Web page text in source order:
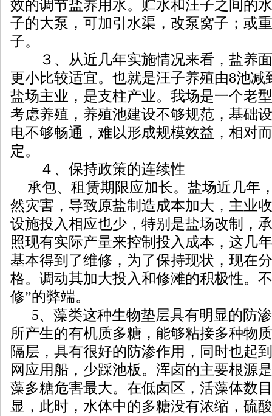
效的调节盐养用水。贮水和汪子之间的
子的大泵，可加引水渠，改泵窝子；或
子。
３、从近几年实施情况来看，盐养面
更小比较适宜。也就是汪子养殖由8池
盐场主业，是支柱产业。我场是一个老
考虑养殖，养殖池建设不够规范，基础
电不够畅通，难以形成规模效益，相对
定。
４、保持政策的连续性
承包、租赁期限应加长。盐场近几年
然灾害，导致原盐制造成本加大，主业
设施投入相应也少，特别是盐场改制，
照现有实际产量来控制投入成本，这几
基本得到了维修，为了保持现状，现在
格。调动其加大投入和修滩的积极性。
修”的弊端。
5、藻类这种生物垫层具有明显的防
所产生的有机质多糖，能够粘接多种物
隔层，具有很好的防渗作用，同时也起
网应用船，少踩池板。浑卤的主要根源
藻多糖危害最大。在低卤区，活藻体数
显，此时，水体中的多糖没有浓缩，硫